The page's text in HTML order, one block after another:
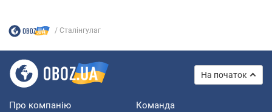
Сталінгулаг
На початок
Про компанію Команда